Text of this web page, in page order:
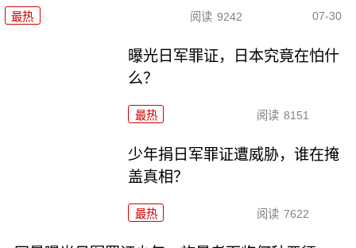
最热 阅读 9242 07-30
曝光日军罪证，日本究竟在怕什
么？
最热 阅读 8151
少年捐日军罪证遭威胁，谁在掩
盖真相？
最热 阅读 7622